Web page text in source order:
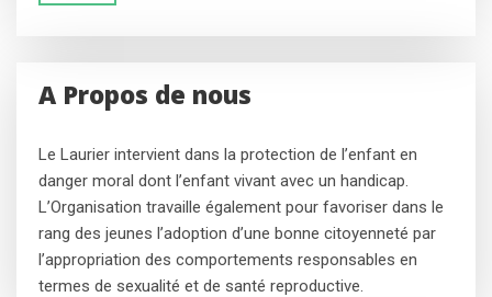
A Propos de nous
Le Laurier intervient dans la protection de l’enfant en
danger moral dont l’enfant vivant avec un handicap.
L’Organisation travaille également pour favoriser dans le
rang des jeunes l’adoption d’une bonne citoyenneté par
l’appropriation des comportements responsables en
termes de sexualité et de santé reproductive.